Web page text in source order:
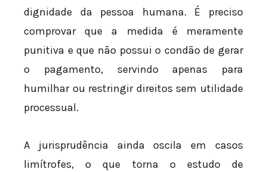
dignidade da pessoa humana. É preciso
comprovar que a medida é meramente
punitiva e que não possui o condão de gerar
o pagamento, servindo apenas para
humilhar ou restringir direitos sem utilidade
processual.
A jurisprudência ainda oscila em casos
limítrofes, o que torna o estudo de